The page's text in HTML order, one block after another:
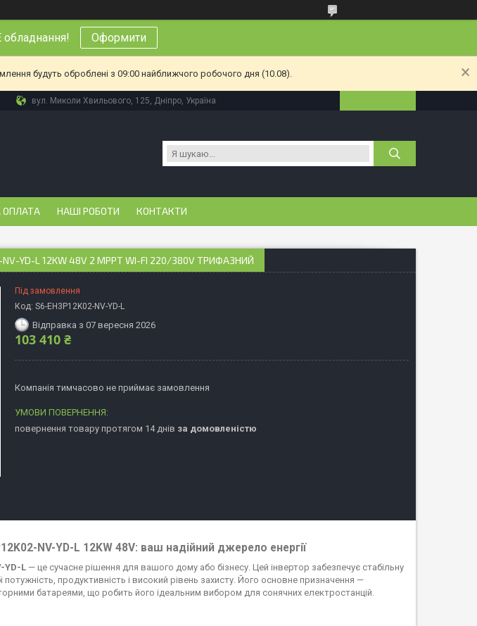
обладнання! Оформити
будуть оброблені з 09:00 найближчого робочого дня (10.08).
вул. Миколи Хвильового, 125, Дніпро, Україна
ОПЛАТА НАШІ РОБОТИ КОНТАКТИ
YD-L 12KW 48V 2 MPPT WI-FI 220/380V ТРИФАЗНИЙ
Під замовлення
Код: S6-EH3P12K02-NV-YD-L
Відправка з 07 вересня 2026
103 410 ₴
Компанія тимчасово не приймає замовлення
повернення товару протягом 14 днів за домовленістю
NV-YD-L 12KW 48V: ваш надійний джерело енергії
YD-L — це сучасне рішення для вашого дому або бізнесу. Цей інвертор забезпечує стабільну
продуктивність і високий рівень захисту. Його основне призначення —
батареями, що робить його ідеальним вибором для сонячних електростанцій.